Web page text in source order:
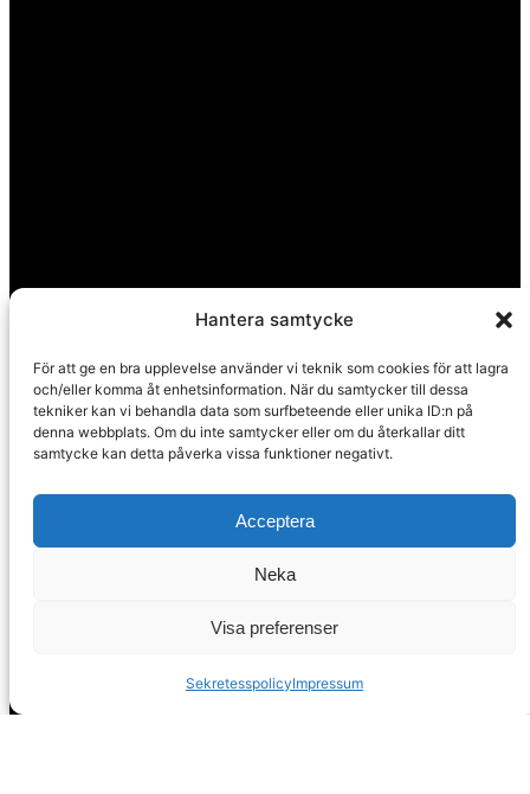
Hantera samtycke
För att ge en bra upplevelse använder vi teknik som cookies för att lagra
och/eller komma åt enhetsinformation. När du samtycker till dessa
tekniker kan vi behandla data som surfbeteende eller unika ID:n på
denna webbplats. Om du inte samtycker eller om du återkallar ditt
samtycke kan detta påverka vissa funktioner negativt.
Acceptera
Neka
Visa preferenser
SekretesspolicyImpressum
Huvudkontor
Calle Pintada 50
Nerja, 29780
Malaga
Spanien
info@spanskafastigheter.se
Över 15000 Följare